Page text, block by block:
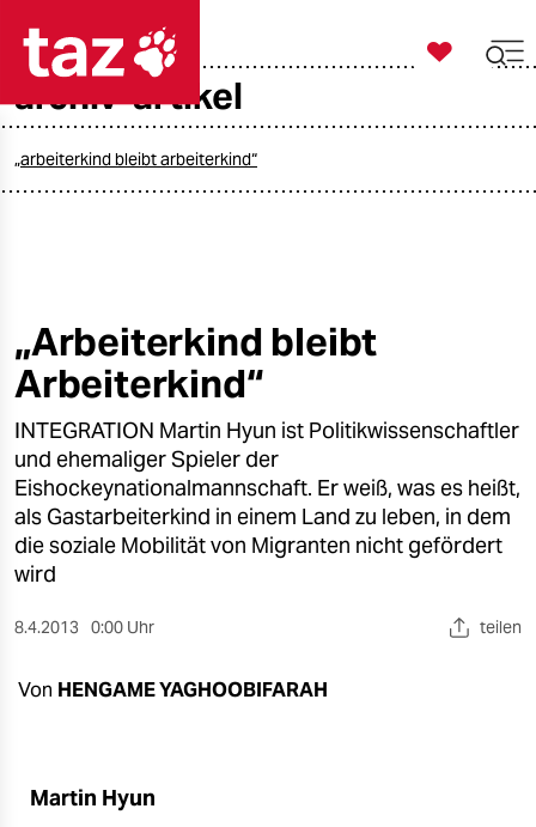
taz zahl ich
öko
gesellschaft
kultur
sport
berlin
nord
verlag
veranstaltungen

taz zahl ich
archiv-artikel
„arbeiterkind bleibt arbeiterkind“
„Arbeiterkind bleibt
Arbeiterkind“
INTEGRATION Martin Hyun ist Politikwissenschaftler
und ehemaliger Spieler der
Eishockeynationalmannschaft. Er weiß, was es heißt,
als Gastarbeiterkind in einem Land zu leben, in dem
die soziale Mobilität von Migranten nicht gefördert
wird
8.4.2013 0:00 Uhr teilen
Von HENGAME YAGHOOBIFARAH
Martin Hyun